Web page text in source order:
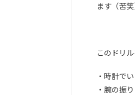
ます（苦笑
このドリ
・時計で
・腕の振